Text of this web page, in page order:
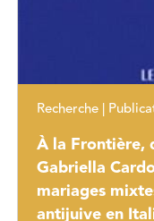
Recherche |
À la Frontière,
Gabriella
mariages
antijuive en